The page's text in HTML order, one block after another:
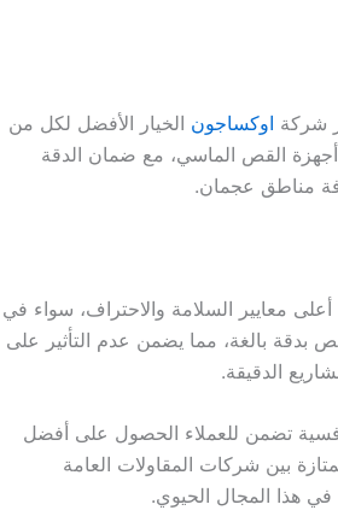
شركة اوكساجون الخيار الأفضل لكل من
أجهزة القص الماسي، مع ضمان الدقة
مناطق عجمان.
معايير السلامة والاحتراف، سواء في
بدقة بالغة، مما يضمن عدم التأثير على
الدقيقة.
تضمن للعملاء الحصول على أفضل
بين شركات المقاولات العامة
هذا المجال الحيوي.